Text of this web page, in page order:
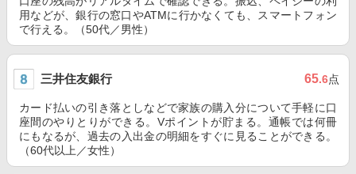
用などが、銀行の窓口やATMに行かなくても、スマートフォン
で行える。（50代／男性）
三井住友銀行 65.6点
カード払いの引き落としなどで家族の購入分について手軽に口
座間のやりとりができる。Vポイントが貯まる。通帳では何冊
にもなるが、過去の入出金の明細をすぐに見ることができる。
（60代以上／女性）